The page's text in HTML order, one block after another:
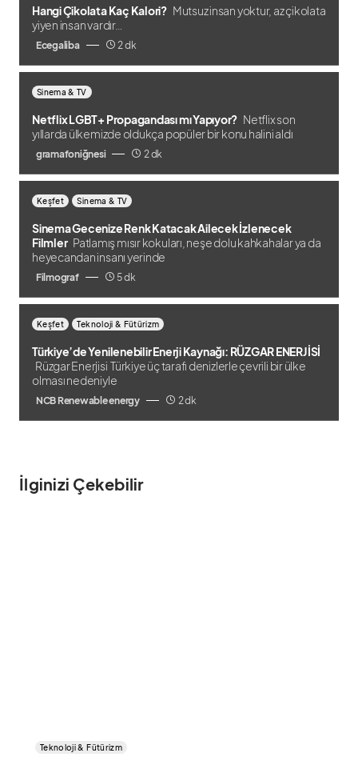
Hangi Çikolata Kaç Kalori? Mutsuz insan yoktur, az çikolata
yiyen insan vardır…
Ecegaliba 2 dk
Sinema & TV
Netflix LGBT+ Propagandası mı Yapıyor? Netflix son
yıllarda ülkemizde oldukça popüler bir konu halini aldı
gramafoniğnesi 2 dk
Keşfet Sinema & TV
Sinema Gecenize Renk Katacak Ailecek İzlenecek
Filmler Patlamış mısır kokuları, neşe dolu kahkahalar ya da
heyecandan insanı yerinde
Filmograf 5 dk
Keşfet Teknoloji & Fütürizm
Türkiye’de Yenilenebilir Enerji Kaynağı: RÜZGAR ENERJİSİ
Rüzgar Enerjisi Türkiye üç tarafı denizlerle çevrili bir ülke
olması nedeniyle
NCB Renewable energy 2 dk
İlginizi Çekebilir
Teknoloji & Fütürizm